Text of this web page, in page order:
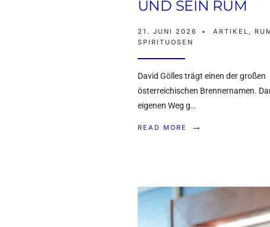
UND SEIN RUM
21. JUNI 2026 • ARTIKEL ,
SPIRITUOSEN
David Gölles trägt einen der großen
österreichischen Brennernamen.
eigenen Weg g…
READ MORE →